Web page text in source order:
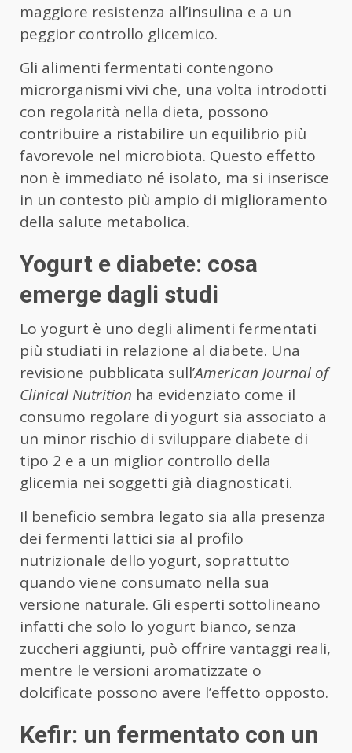
maggiore resistenza all’insulina e a un
peggior controllo glicemico.
Gli alimenti fermentati contengono
microrganismi vivi che, una volta introdotti
con regolarità nella dieta, possono
contribuire a ristabilire un equilibrio più
favorevole nel microbiota. Questo effetto
non è immediato né isolato, ma si inserisce
in un contesto più ampio di miglioramento
della salute metabolica.
Yogurt e diabete: cosa
emerge dagli studi
Lo yogurt è uno degli alimenti fermentati
più studiati in relazione al diabete. Una
revisione pubblicata sull’American Journal of
Clinical Nutrition ha evidenziato come il
consumo regolare di yogurt sia associato a
un minor rischio di sviluppare diabete di
tipo 2 e a un miglior controllo della
glicemia nei soggetti già diagnosticati.
Il beneficio sembra legato sia alla presenza
dei fermenti lattici sia al profilo
nutrizionale dello yogurt, soprattutto
quando viene consumato nella sua
versione naturale. Gli esperti sottolineano
infatti che solo lo yogurt bianco, senza
zuccheri aggiunti, può offrire vantaggi reali,
mentre le versioni aromatizzate o
dolcificate possono avere l’effetto opposto.
Kefir: un fermentato con un